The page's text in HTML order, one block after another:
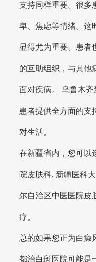
支持同样重要。很多
卑、焦虑等情绪。这
显得尤为重要。患者
的互助组织，与其他
面对疾病。 乌鲁木
患者提供全方面的支
对生活。
在新疆省内，您可以
院皮肤科, 新疆医科
尔自治区中医医院皮
疗。
总的如果您正为白癜
都治白斑医院可能是